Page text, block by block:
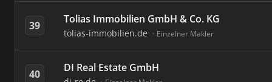
39 Tolias Immobilien GmbH & Co. KG
tolias-immobilien.de Einzelner Makler
40 DI Real Estate GmbH